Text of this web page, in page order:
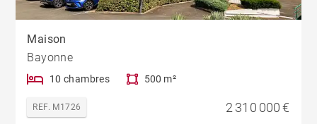
Maison
Bayonne
10 chambres 500 m²
REF. M1726 2 310 000 €